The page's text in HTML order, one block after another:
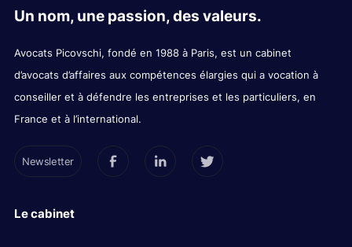
Un nom, une passion, des valeurs.
Avocats Picovschi, fondé en 1988 à Paris, est un cabinet
d’avocats d’affaires aux compétences élargies qui a vocation à
conseiller et à défendre les entreprises et les particuliers, en
France et à l’international.
Newsletter
Le cabinet